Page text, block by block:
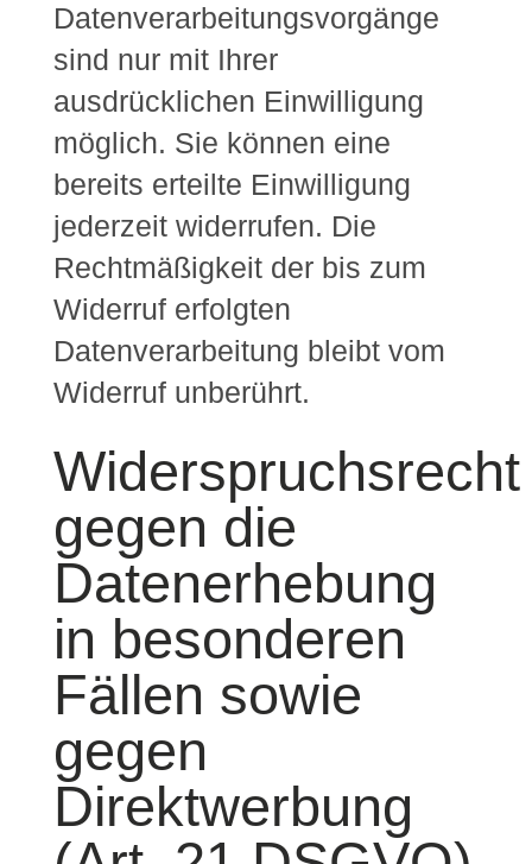
Datenverarbeitungsvorgänge
sind nur mit Ihrer
ausdrücklichen Einwilligung
möglich. Sie können eine
bereits erteilte Einwilligung
jederzeit widerrufen. Die
Rechtmäßigkeit der bis zum
Widerruf erfolgten
Datenverarbeitung bleibt vom
Widerruf unberührt.
Widerspruchsrecht
gegen die
Datenerhebung
in besonderen
Fällen sowie
gegen
Direktwerbung